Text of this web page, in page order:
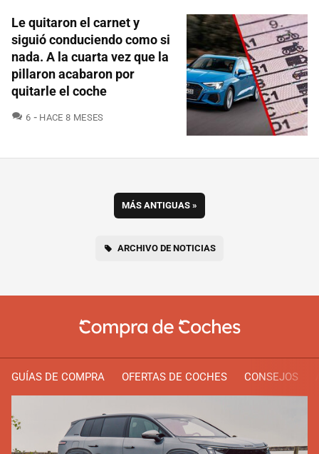
Le quitaron el carnet y
siguió conduciendo como si
nada. A la cuarta vez que la
pillaron acabaron por
quitarle el coche
6 COMENTARIOS
HACE 8 MESES
MÁS ANTIGUAS »
ARCHIVO DE NOTICIAS
GUÍAS DE COMPRA OFERTAS DE COCHES CONSEJOS